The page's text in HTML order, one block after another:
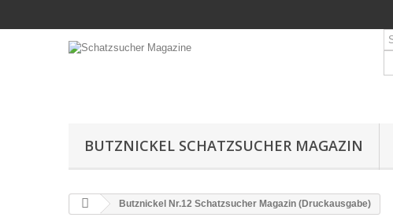
BUTZNICKEL SCHATZSUCHER MAGAZIN
Butznickel Nr.12 Schatzsucher Magazin (Druckausgabe)